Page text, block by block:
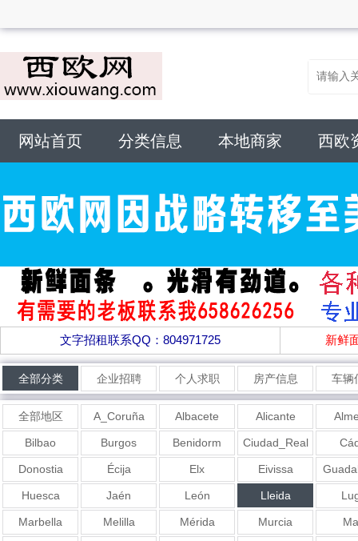
网站首页 分类信息 本地商家 西欧
文字招租联系QQ：804971725 新鲜
全部分类 企业招聘 个人求职 房产信息 车辆
全部地区 A_Coruña Albacete Alicante
Bilbao Burgos Benidorm Ciudad_Real
Donostia Écija Elx Eivissa
Huesca Jaén León Lleida
Marbella Melilla Mérida Murcia